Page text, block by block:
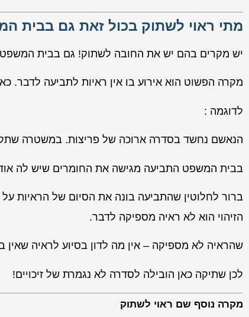
מתי ראוי לשתוק בכול זאת גם בבית
יש מקרים בהם יש את החובה לשתוק! גם בבית
מקרה הפשוט הוא אירוע בו אין ראיות לתביעה לדבר.
לדוגמה :
הנאשם נחשד בסדרה ארוכה של פריצות. במשטרה
בבית המשפט התביעה מגישה את החומרים שיש לה
ברור לחלוטין שהתביעה בונה את הסיום של הראיות
הזיהוי הוא לא ראיה מספיקה לדבר.
שהראיה לא מספיקה – אין מה לדון בסיוע לראיה שאין
לכן שתיקה כאן הובילה לסדרה לא נגמרת של זיכויים!
מקרה נוסף שם ראוי לשתוק